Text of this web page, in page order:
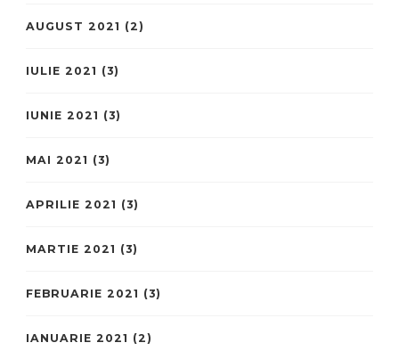
AUGUST 2021 (2)
IULIE 2021 (3)
IUNIE 2021 (3)
MAI 2021 (3)
APRILIE 2021 (3)
MARTIE 2021 (3)
FEBRUARIE 2021 (3)
IANUARIE 2021 (2)